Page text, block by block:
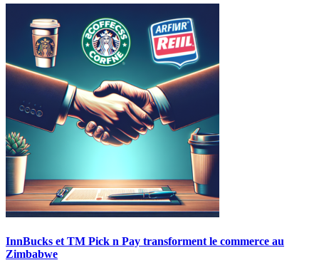
InnBucks et TM Pick n Pay transforment le commerce au
Zimbabwe